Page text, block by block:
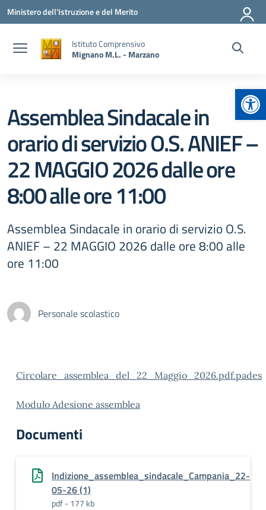
Vai ai contenuti
Vai al menu di navigazione
Vai al footer
Ministero dell'Istruzione e del Merito
Istituto Comprensivo
Mignano M.L. - Marzano
Assemblea Sindacale in
orario di servizio O.S. ANIEF –
22 MAGGIO 2026 dalle ore
8:00 alle ore 11:00
Assemblea Sindacale in orario di servizio O.S.
ANIEF – 22 MAGGIO 2026 dalle ore 8:00 alle
ore 11:00
Personale scolastico
Circolare_assemblea_del_22_Maggio_2026.pdf.pades
Modulo Adesione assemblea
Documenti
Indizione_assemblea_sindacale_Campania_22-
05-26 (1)
pdf - 177 kb